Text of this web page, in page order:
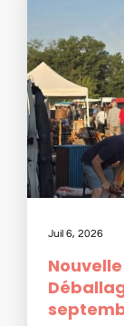
Juil 6, 2026